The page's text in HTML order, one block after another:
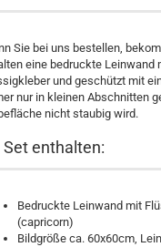
Sie bei uns bestellen,
eine bedruckte Leinwand
und geschützt mit
nur in kleinen Abschnitten
nicht staubig wird.
Set enthalten:
Bedruckte Leinwand mit
(capricorn)
Bildgröße ca. 60x60cm,